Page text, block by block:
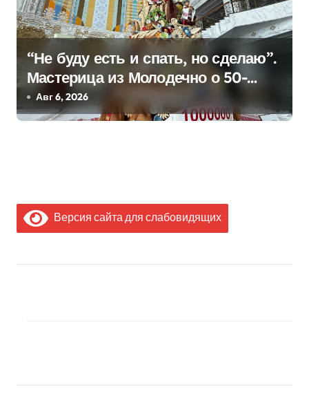
“Не буду есть и спать, но сделаю”.
Мастерица из Молодечно о 50-
килограммовом каравае для
Дворца Независимости
Авг 6, 2026
Версия сайта для слабовидящих